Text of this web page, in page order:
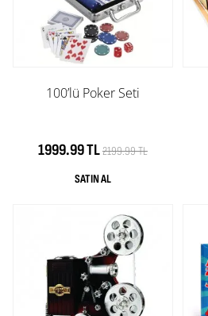
100’lü Poker Seti
1999.99 TL2199.99 TL